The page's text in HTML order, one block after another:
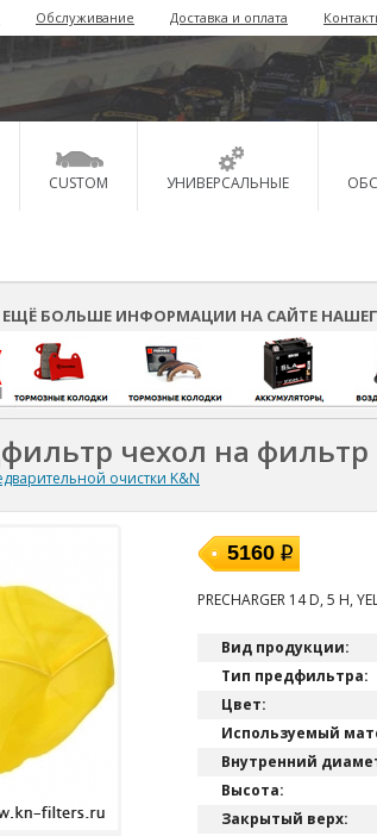
Обслуживание Доставка и оплата
CUSTOM УНИВЕРСАЛЬНЫЕ
ЕЩЁ БОЛЬШЕ ИНФОРМАЦИИ НА САЙТЕ
чехол на фильтр
очистки K&N
5160
PRECHARGER 14 D, 5 H,
Вид продукции:
Тип предфильтра:
Цвет:
Используемый
Внутренний
Высота:
Закрытый верх: